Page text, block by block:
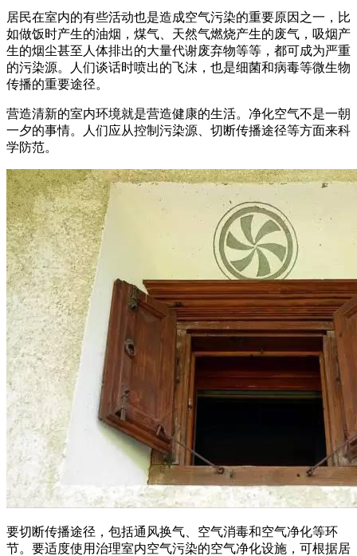
居民在室内的有些活动也是造成空气污染的重要原因之一，比
如做饭时产生的油烟，煤气、天然气燃烧产生的废气，吸烟产
生的烟尘甚至人体排出的大量代谢废弃物等等，都可成为严重
的污染源。人们谈话时喷出的飞沫，也是细菌和病毒等微生物
传播的重要途径。
营造清新的室内环境就是营造健康的生活。净化空气不是一朝
一夕的事情。人们应从控制污染源、切断传播途径等方面来科
学防范。
要切断传播途径，包括通风换气、空气消毒和空气净化等环
节。要适度使用治理室内空气污染的空气净化设施，可根据居